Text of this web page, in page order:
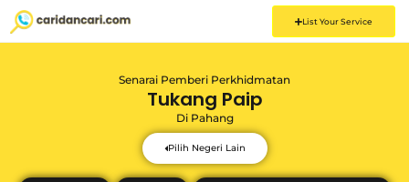
List Your Service
Senarai Pemberi Perkhidmatan
Tukang Paip
Di Pahang
Pilih Negeri Lain